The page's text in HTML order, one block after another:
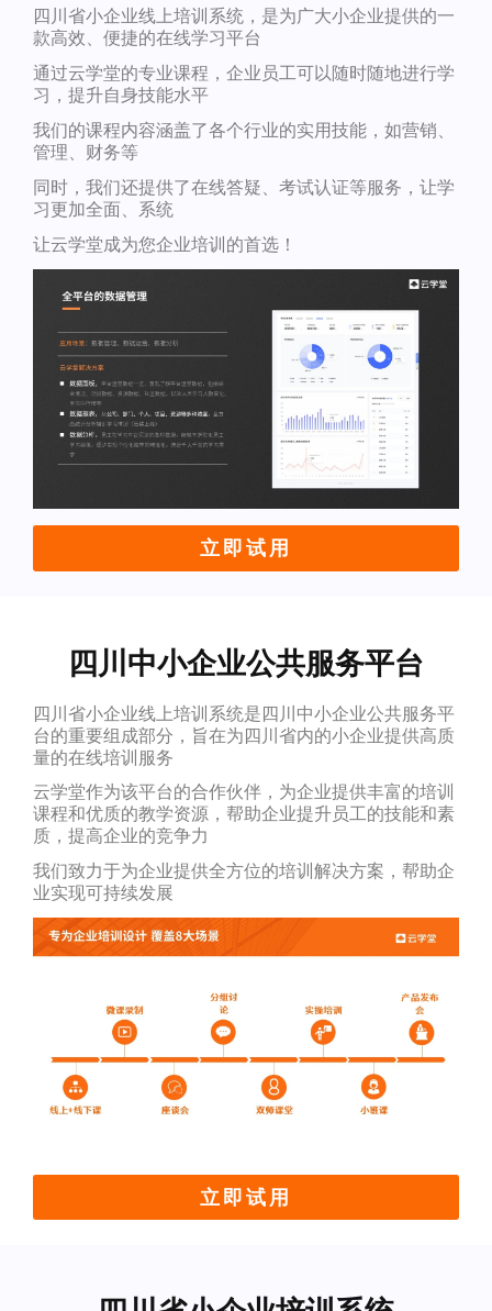
四川省小企业线上培训系统，是为广大小企业提供的一
款高效、便捷的在线学习平台
通过云学堂的专业课程，企业员工可以随时随地进行学
习，提升自身技能水平
我们的课程内容涵盖了各个行业的实用技能，如营销、
管理、财务等
同时，我们还提供了在线答疑、考试认证等服务，让学
习更加全面、系统
让云学堂成为您企业培训的首选！
立即试用
四川中小企业公共服务平台
四川省小企业线上培训系统是四川中小企业公共服务平
台的重要组成部分，旨在为四川省内的小企业提供高质
量的在线培训服务
云学堂作为该平台的合作伙伴，为企业提供丰富的培训
课程和优质的教学资源，帮助企业提升员工的技能和素
质，提高企业的竞争力
我们致力于为企业提供全方位的培训解决方案，帮助企
业实现可持续发展
立即试用